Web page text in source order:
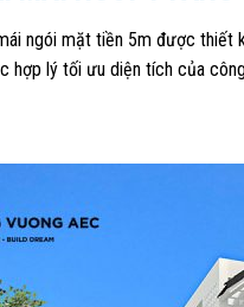
ngói mặt tiền 5m được thiết
hợp lý tối ưu diện tích của